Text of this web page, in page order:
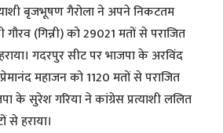
बृजभूषण गैरोला ने अपने निकटतम
गौरव (गिन्नी) को 29021 मतों से पराजित
गदरपुर सीट पर भाजपा के अरविंद
महाजन को 1120 मतों से पराजित
के सुरेश गरिया ने कांग्रेस प्रत्याशी ललित
से हराया।